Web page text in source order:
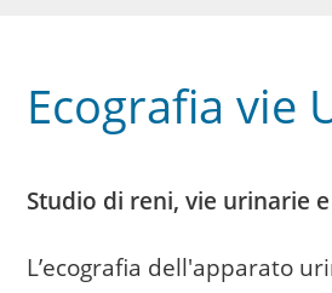
Ecografia vie
Studio di reni, vie urinarie e
L’ecografia dell'apparato
REFERTI ONLINE
PRENOTAZIONI ONLINE
Odontoiatria
Come prenotare
Cura Card